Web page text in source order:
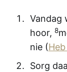
Vandag
hoor, 8
nie (
Sorg